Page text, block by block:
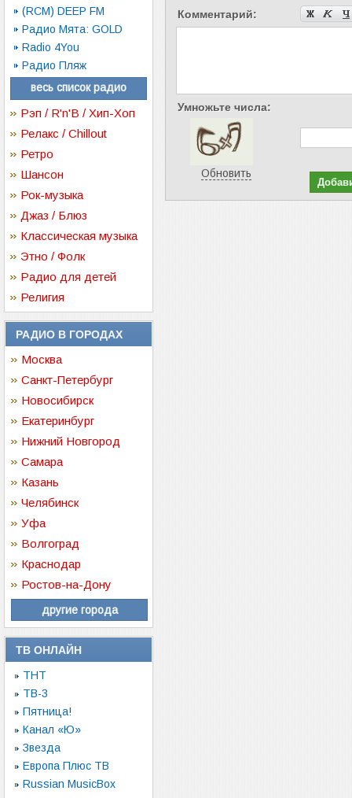
(RCM) DEEP FM
Радио Мята: GOLD
Radio 4You
Радио Пляж
весь список радио
Рэп / R'n'B / Хип-Хоп
Релакс / Chillout
Ретро
Шансон
Рок-музыка
Джаз / Блюз
Классическая музыка
Этно / Фолк
Радио для детей
Религия
РАДИО В ГОРОДАХ
Москва
Санкт-Петербург
Новосибирск
Екатеринбург
Нижний Новгород
Самара
Казань
Челябинск
Уфа
Волгоград
Краснодар
Ростов-на-Дону
другие города
ТВ ОНЛАЙН
ТНТ
ТВ-3
Пятница!
Канал «Ю»
Звезда
Европа Плюс ТВ
Russian MusicBox
Комментарий:
Умножьте числа:
Обновить